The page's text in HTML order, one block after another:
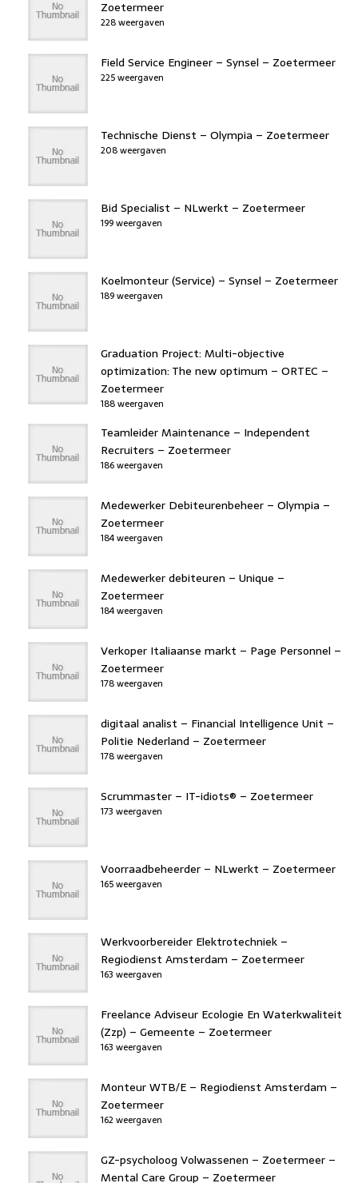
Zoetermeer
228 weergaven
Field Service Engineer – Synsel – Zoetermeer
225 weergaven
Technische Dienst – Olympia – Zoetermeer
208 weergaven
Bid Specialist – NLwerkt – Zoetermeer
199 weergaven
Koelmonteur (Service) – Synsel – Zoetermeer
189 weergaven
Graduation Project: Multi-objective
optimization: The new optimum – ORTEC –
Zoetermeer
188 weergaven
Teamleider Maintenance – Independent
Recruiters – Zoetermeer
186 weergaven
Medewerker Debiteurenbeheer – Olympia –
Zoetermeer
184 weergaven
Medewerker debiteuren – Unique –
Zoetermeer
184 weergaven
Verkoper Italiaanse markt – Page Personnel –
Zoetermeer
178 weergaven
digitaal analist – Financial Intelligence Unit –
Politie Nederland – Zoetermeer
178 weergaven
Scrummaster – IT-idiots® – Zoetermeer
173 weergaven
Voorraadbeheerder – NLwerkt – Zoetermeer
165 weergaven
Werkvoorbereider Elektrotechniek –
Regiodienst Amsterdam – Zoetermeer
163 weergaven
Freelance Adviseur Ecologie En Waterkwaliteit
(Zzp) – Gemeente – Zoetermeer
163 weergaven
Monteur WTB/E – Regiodienst Amsterdam –
Zoetermeer
162 weergaven
GZ-psycholoog Volwassenen – Zoetermeer –
Mental Care Group – Zoetermeer